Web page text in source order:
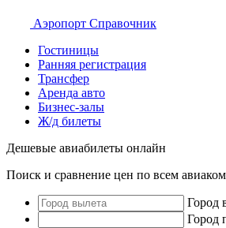
Аэропорт Справочник
Гостиницы
Ранняя регистрация
Трансфер
Аренда авто
Бизнес-залы
Ж/д билеты
Дешевые авиабилеты онлайн
Поиск и сравнение цен по всем
Город
Город